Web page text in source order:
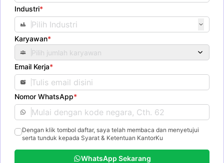
Industri*
Karyawan*
Pilih jumlah karyawan
Email Kerja*
Nomor WhatsApp*
Dengan klik tombol daftar, saya telah membaca dan menyetujui
serta tunduk kepada Syarat & Ketentuan KantorKu
WhatsApp Sekarang